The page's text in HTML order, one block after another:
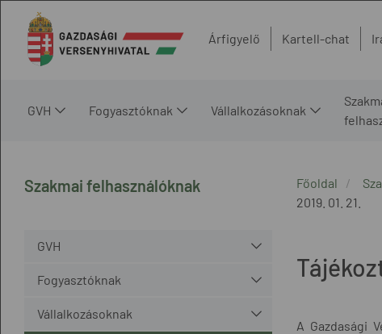
Árfigyelő Kartell-chat
GVH Fogyasztóknak Vállalkozásoknak
Szakmai felhasználóknak
GVH
Fogyasztóknak
Vállalkozásoknak
Főoldal
2019. 01. 21.
A Gazdasági